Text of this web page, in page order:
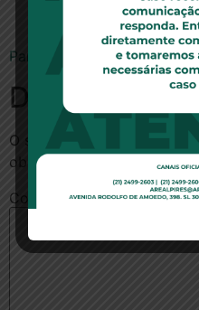
Para ler a notícia no site
Deixe um
O seu endereço de e-mail
obrigatórios são
Comentário*